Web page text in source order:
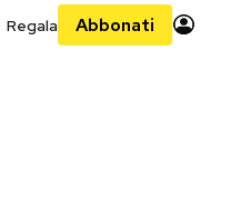
Regala Abbonati